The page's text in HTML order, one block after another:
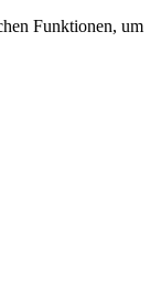
Funktionen, um